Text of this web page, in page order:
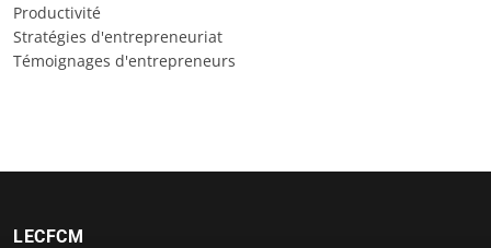
Productivité
Stratégies d'entrepreneuriat
Témoignages d'entrepreneurs
LECFCM